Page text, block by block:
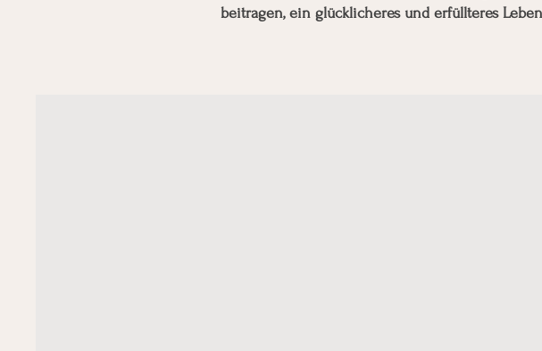
beitragen, ein glücklicheres und erfüllteres